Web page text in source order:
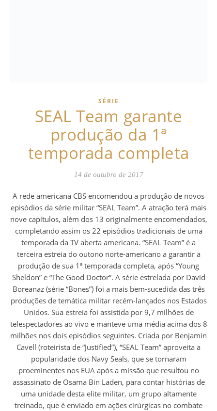
SÉRIE
SEAL Team garante
produção da 1ª
temporada completa
14 de outubro de 2017
A rede americana CBS encomendou a produção de novos
episódios da série militar “SEAL Team”. A atração terá mais
nove capítulos, além dos 13 originalmente encomendados,
completando assim os 22 episódios tradicionais de uma
temporada da TV aberta americana. “SEAL Team” é a
terceira estreia do outono norte-americano a garantir a
produção de sua 1ª temporada completa, após “Young
Sheldon” e “The Good Doctor”. A série estrelada por David
Boreanaz (série “Bones”) foi a mais bem-sucedida das três
produções de temática militar recém-lançados nos Estados
Unidos. Sua estreia foi assistida por 9,7 milhões de
telespectadores ao vivo e manteve uma média acima dos 8
milhões nos dois episódios seguintes. Criada por Benjamin
Cavell (roteirista de “Justified”), “SEAL Team” aproveita a
popularidade dos Navy Seals, que se tornaram
proeminentes nos EUA após a missão que resultou no
assassinato de Osama Bin Laden, para contar histórias de
uma unidade desta elite militar, um grupo altamente
treinado, que é enviado em ações cirúrgicas no combate